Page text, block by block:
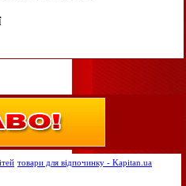
товари для відпочинку - Kapitan.ua